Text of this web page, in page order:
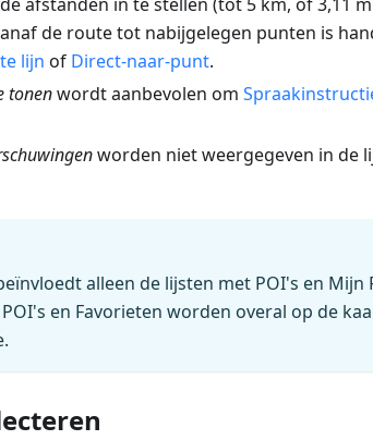
de route tot nabijgelegen punten is
lijn of Direct-naar-punt.
tonenwordt aanbevolen om
worden niet weergegeven in de
alleen de lijsten met POI's en Mijn
en Favorieten worden overal op de